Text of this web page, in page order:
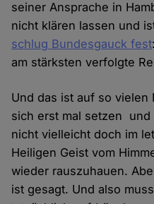
seiner Ansprache in
nicht klären lassen und
schlug Bundesgauck fest
am stärksten verfolgte
Und das ist auf so vielen
sich erst mal setzen und
nicht vielleicht doch im
Heiligen Geist vom
wieder rauszuhauen.
ist gesagt. Und also